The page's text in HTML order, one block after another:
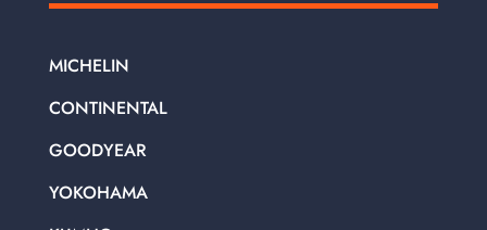
MICHELIN
CONTINENTAL
GOODYEAR
YOKOHAMA